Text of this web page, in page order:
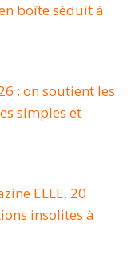
boîte séduit à
: on soutient les
simples et
ELLE, 20
insolites à